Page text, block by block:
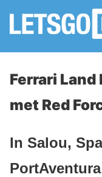
Ferrari
met Red
In Salou,